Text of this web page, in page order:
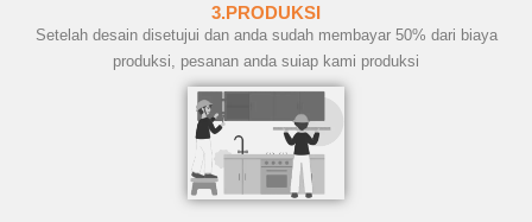
3.PRODUKSI
Setelah desain disetujui dan anda sudah membayar 50% dari biaya
produksi, pesanan anda suiap kami produksi